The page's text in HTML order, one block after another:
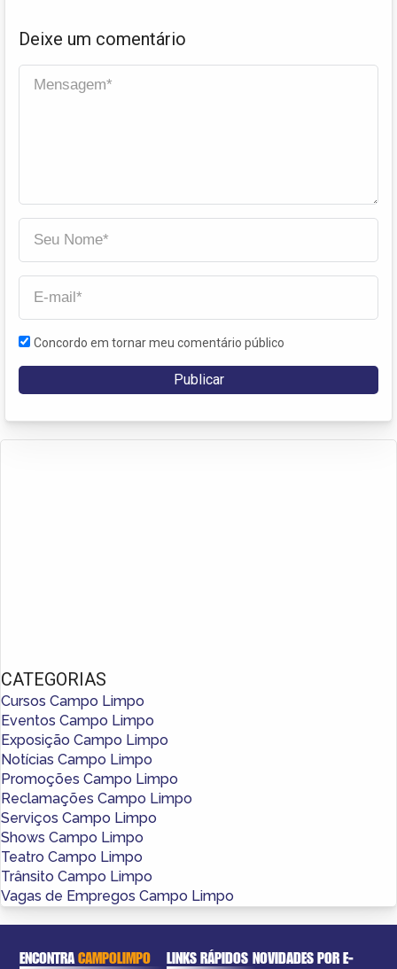
Deixe um comentário
Concordo em tornar meu comentário público
CATEGORIAS
Cursos Campo Limpo
Eventos Campo Limpo
Exposição Campo Limpo
Notícias Campo Limpo
Promoções Campo Limpo
Reclamações Campo Limpo
Serviços Campo Limpo
Shows Campo Limpo
Teatro Campo Limpo
Trânsito Campo Limpo
Vagas de Empregos Campo Limpo
ENCONTRACAMPOLIMPO LINKS RÁPIDOS NOVIDADES POR E-